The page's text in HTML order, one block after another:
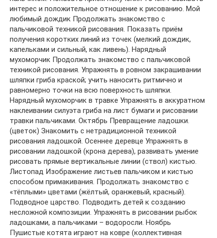
интерес и положительное отношение к рисованию. Мой
любимый дождик Продолжать знакомство с
пальчиковой техникой рисования. Показать приём
получения коротких линий из точек (мелкий дождик,
капельками и сильный, как ливень). Нарядный
мухоморчик Продолжать знакомство с пальчиковой
техникой рисования. Упражнять в ровном закрашивании
шляпки гриба краской; учить наносить ритмично и
равномерно точки на всю поверхность шляпки.
Нарядный мухоморчик в травке Упражнять в аккуратном
наклеивании силуэта гриба на лист бумаги и рисовании
травки пальчиками. Октябрь Превращение ладошки.
(цветок) Знакомить с нетрадиционной техникой
рисования ладошкой. Осеннее деревце Упражнять в
рисовании ладошкой (крона дерева), развивать умение
рисовать прямые вертикальные линии (ствол) кистью.
Листопад Изображение листьев пальчиком и кистью
способом примакивания. Продолжать знакомство с
«тёплыми» цветами (жёлтый, оранжевый, красный).
Подводное царство. Подводить детей к созданию
несложной композиции. Упражнять в рисовании рыбок
ладошками, а пальчиками – водоросли. Ноябрь
Пушистые котята играют на ковре (коллективная